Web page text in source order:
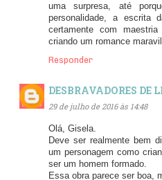
uma surpresa, até
personalidade, a escrita
certamente com
criando um romance
Responder
DESBRAVADORES DE
29 de julho de 2016 às 14:48
Olá, Gisela.
Deve ser realmente bem
um personagem como
ser um homem formado.
Essa obra parece ser boa,